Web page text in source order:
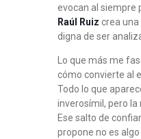
evocan al siempre
Raúl Ruiz crea
digna de ser
Lo que más me
cómo convierte al
Todo lo que
inverosímil, pero la
Ese salto de
propone no es